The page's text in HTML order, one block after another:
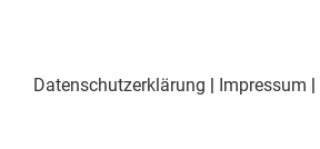
Datenschutzerklärung | Impressum |